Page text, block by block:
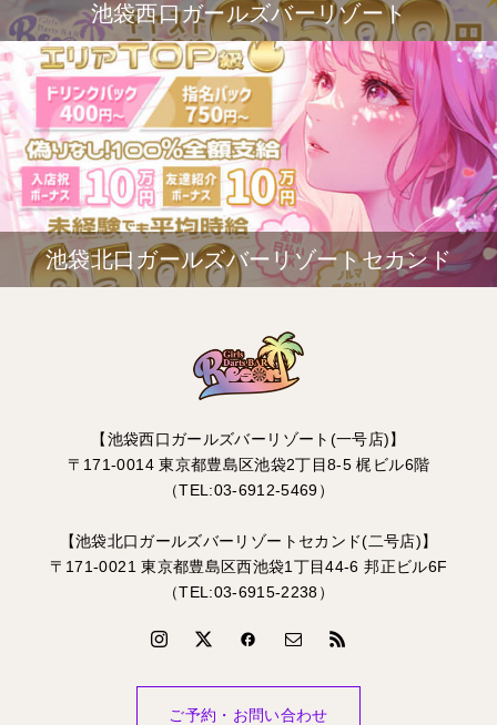
池袋西口ガールズバーリゾート
池袋北口ガールズバーリゾートセカンド
【池袋西口ガールズバーリゾート(一号店)】
〒171-0014 東京都豊島区池袋2丁目8-5 梶ビル6階
（TEL:03-6912-5469）
【池袋北口ガールズバーリゾートセカンド(二号店)】
〒171-0021 東京都豊島区西池袋1丁目44-6 邦正ビル6F
（TEL:03-6915-2238）
ご予約・お問い合わせ